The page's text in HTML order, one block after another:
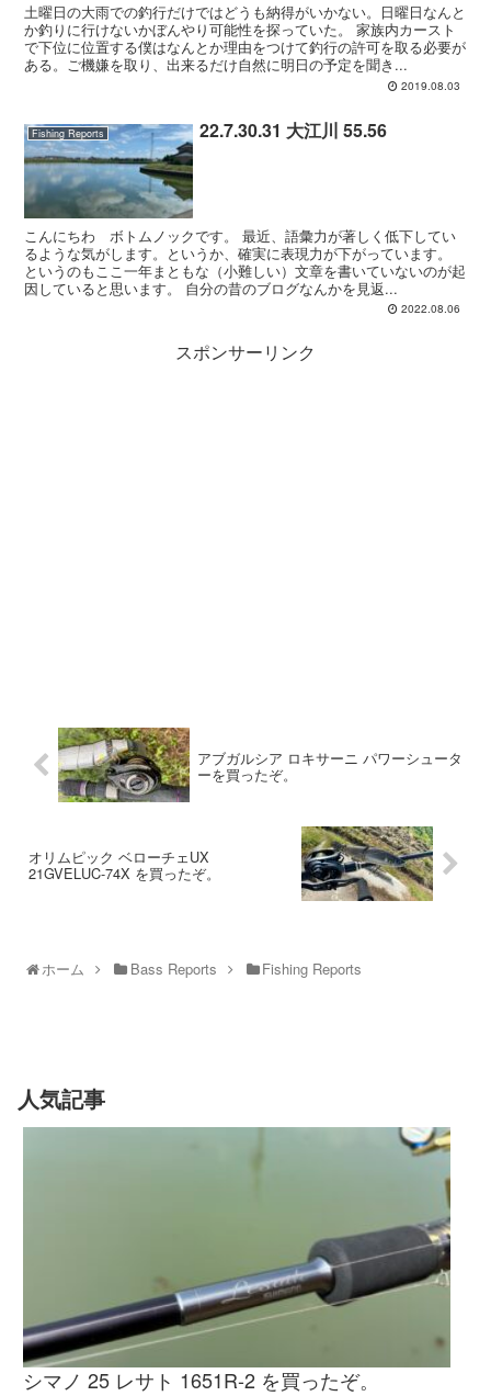
土曜日の大雨での釣行だけではどうも納得がいかない。日曜日なんと
か釣りに行けないかぼんやり可能性を探っていた。 家族内カースト
で下位に位置する僕はなんとか理由をつけて釣行の許可を取る必要が
ある。ご機嫌を取り、出来るだけ自然に明日の予定を聞き...
2019.08.03
Fishing Reports 22.7.30.31 大江川 55.56
こんにちわ ボトムノックです。 最近、語彙力が著しく低下してい
るような気がします。というか、確実に表現力が下がっています。
というのもここ一年まともな（小難しい）文章を書いていないのが起
因していると思います。 自分の昔のブログなんかを見返...
2022.08.06
スポンサーリンク
アブガルシア ロキサーニ パワーシュータ
ーを買ったぞ。
オリムピック ベローチェUX
21GVELUC-74X を買ったぞ。
ホーム Bass Reports Fishing Reports
人気記事
シマノ 25 レサト 1651R-2 を買ったぞ。